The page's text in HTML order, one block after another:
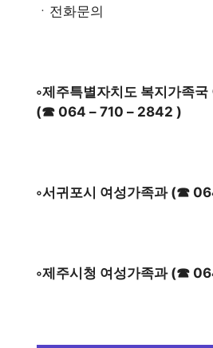
ㆍ전화문의
◦제주특별자치도 복지가족
(☎ 064 – 710 – 2842 )
◦서귀포시 여성가족과 (☎
◦제주시청 여성가족과 (☎